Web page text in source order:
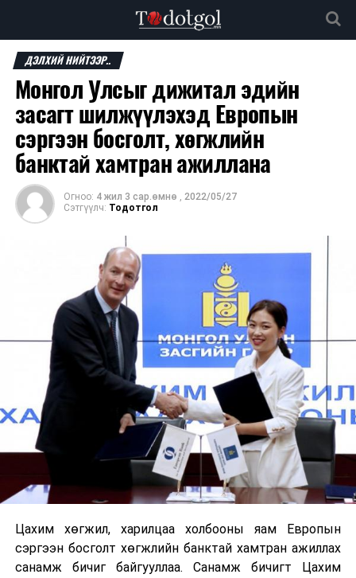
ДЭЛХИЙ НИЙТЭЭР..
Монгол Улсыг дижитал эдийн
засагт шилжүүлэхэд Европын
сэргээн босголт, хөгжлийн
банктай хамтран ажиллана
Огноо: 4 жил 3 сар.өмнө , 2022/05/27
Сэтгүүлч: Тодотгол
Цахим хөгжил, харилцаа холбооны яам Европын
сэргээн босголт хөгжлийн банктай хамтран ажиллах
санамж бичиг байгууллаа. Санамж бичигт Цахим